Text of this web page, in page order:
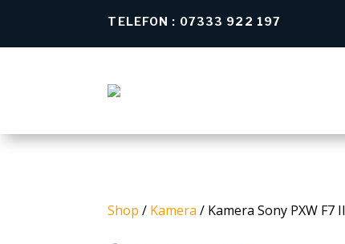
TELEFON : 07333 922 197
Shop / Kamera / Kamera Sony PXW F7 II